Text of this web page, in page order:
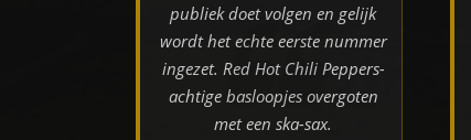
publiek doet volgen en gelijk
wordt het echte eerste nummer
ingezet. Red Hot Chili Peppers-
achtige basloopjes overgoten
met een ska-sax.